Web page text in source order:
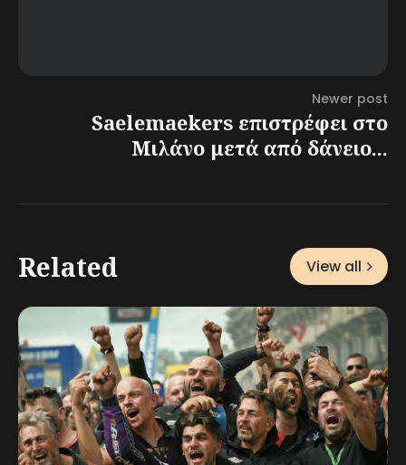
Newer post
Saelemaekers επιστρέφει στο
Μιλάνο μετά από δάνειο...
Related View all